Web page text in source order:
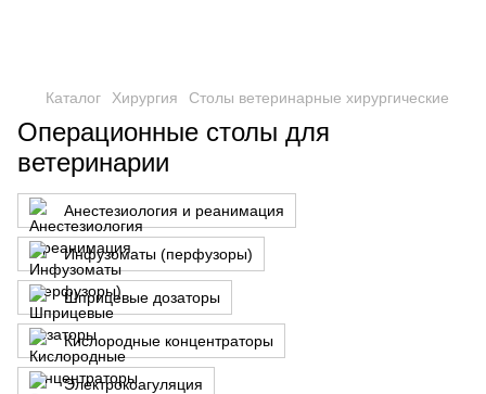
Каталог Хирургия Столы ветеринарные хирургические
Операционные столы для
ветеринарии
Анестезиология и реанимация
Инфузоматы (перфузоры)
Шприцевые дозаторы
Кислородные концентраторы
Электрокоагуляция